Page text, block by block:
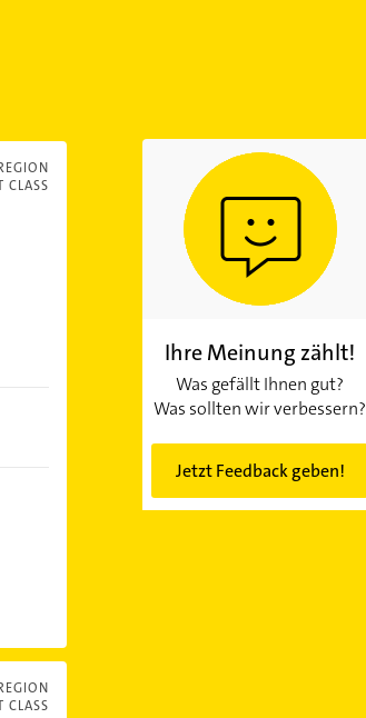
CLASS
CLASS
Ihre Meinung zählt!
Was gefällt Ihnen gut?
Was sollten wir verbessern?
Jetzt Feedback geben!